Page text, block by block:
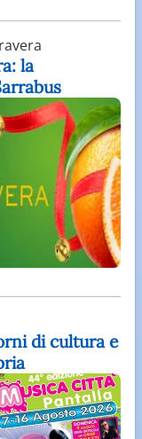
la
di cultura e